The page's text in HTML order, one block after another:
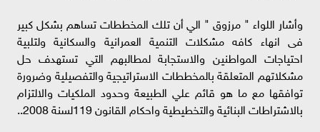
وأشار اللواء " مرزوق " الي أن تلك المخططات تساهم بشكل كبير
فى انهاء كافه مشكلات التنمية العمرانية والسكانية ولتلبية
احتياجات المواطنين والاستجابة لمطالبهم التي تستهدف حل
مشكلاتهم المتعلقة بالمخططات الاستراتيجية والتفصيلية وضرورة
توافقها مع ما هو قائم علي الطبيعة وحدود الملكيات والالتزام
بالاشتراطات البنائية والتخطيطية واحكام القانون 119لسنة 2008..